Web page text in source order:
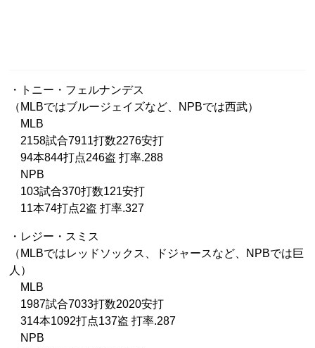
・トニー・フェルナンデス
（MLBではブルージェイズなど、NPBでは西武）
MLB
2158試合7911打数2276安打
94本844打点246盗 打率.288
NPB
103試合370打数121安打
11本74打点2盗 打率.327
・レジー・スミス
（MLBではレッドソックス、ドジャースなど、NPBでは巨
人）
MLB
1987試合7033打数2020安打
314本1092打点137盗 打率.287
NPB